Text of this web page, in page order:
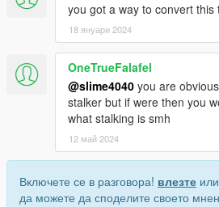
you got a way to convert this
18 януари 2024
OneTrueFalafel
@slime4040 you are
stalker but if were then you
what stalking is smh
12 май 2024
Включете се в разговора! влезте
да можете да споделите своето